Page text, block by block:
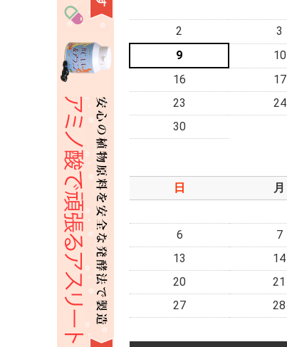
2
3
9
10
16
17
23
24
30
日
月
6
7
13
14
20
21
27
28